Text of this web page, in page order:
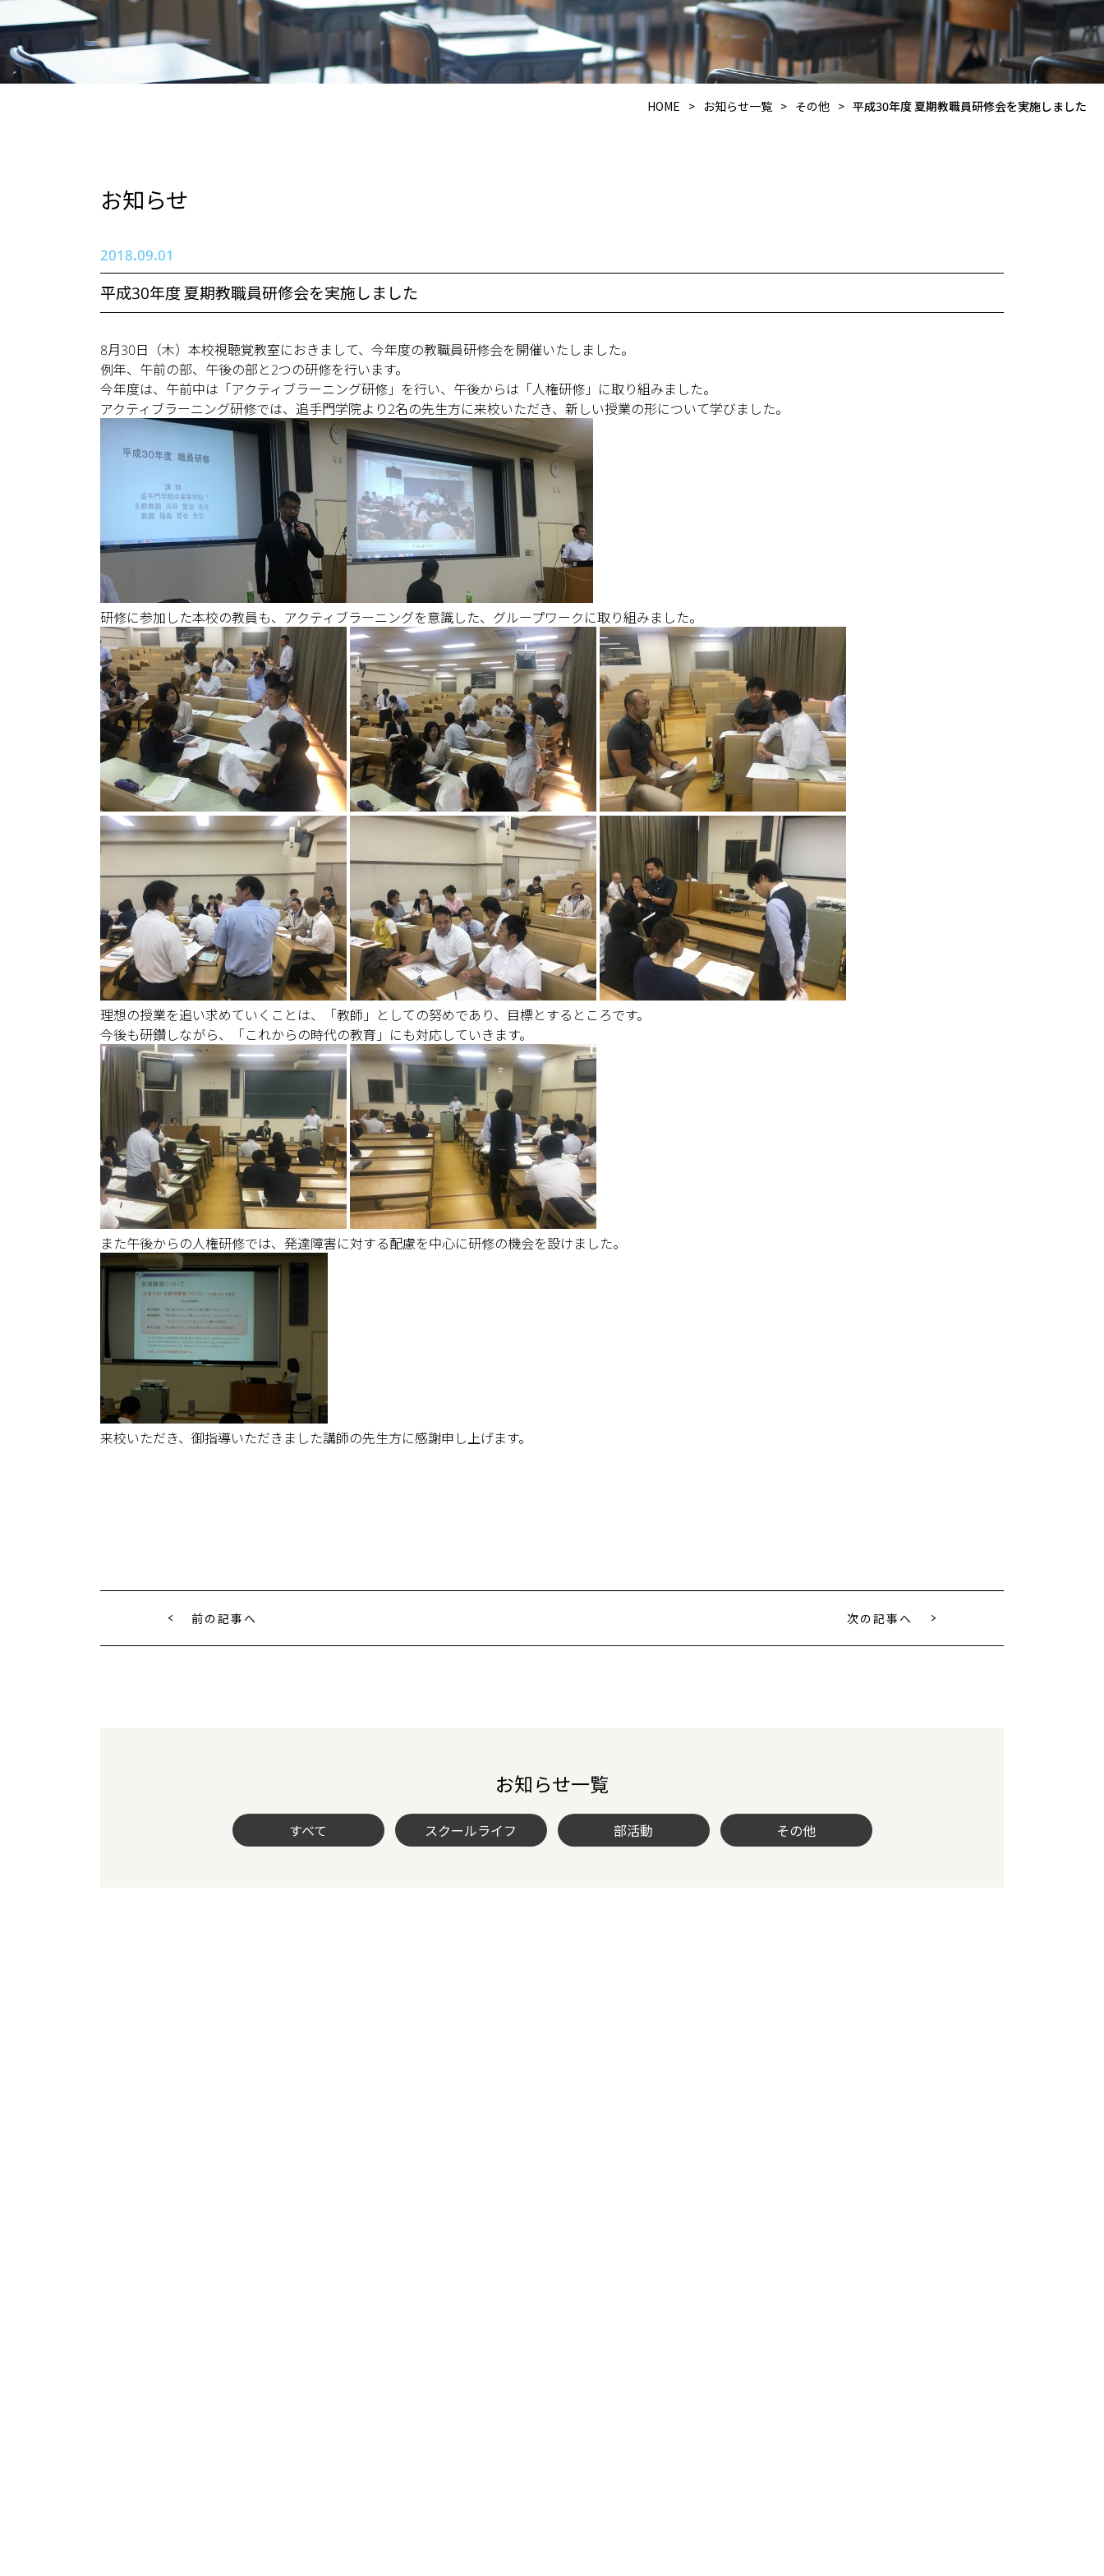
HOME > お知らせ一覧 > その他 > 平成30年度 夏期教職員研修会を実施しました
お知らせ
2018.09.01
平成30年度 夏期教職員研修会を実施しました
8月30日（木）本校視聴覚教室におきまして、今年度の教職員研修会を開催いたしました。
例年、午前の部、午後の部と2つの研修を行います。
今年度は、午前中は「アクティブラーニング研修」を行い、午後からは「人権研修」に取り組みました。
アクティブラーニング研修では、追手門学院より2名の先生方に来校いただき、新しい授業の形について学びました。
研修に参加した本校の教員も、アクティブラーニングを意識した、グループワークに取り組みました。
理想の授業を追い求めていくことは、「教師」としての努めであり、目標とするところです。
今後も研鑽しながら、「これからの時代の教育」にも対応していきます。
また午後からの人権研修では、発達障害に対する配慮を中心に研修の機会を設けました。
来校いただき、御指導いただきました講師の先生方に感謝申し上げます。
前の記事へ 次の記事へ
お知らせ一覧
すべて スクールライフ 部活動 その他